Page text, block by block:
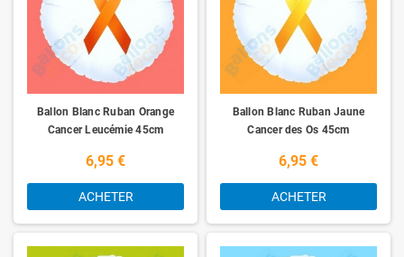
Ballon Blanc Ruban Orange
Cancer Leucémie 45cm
6,95 €
ACHETER
Ballon Blanc Ruban Jaune
Cancer des Os 45cm
6,95 €
ACHETER